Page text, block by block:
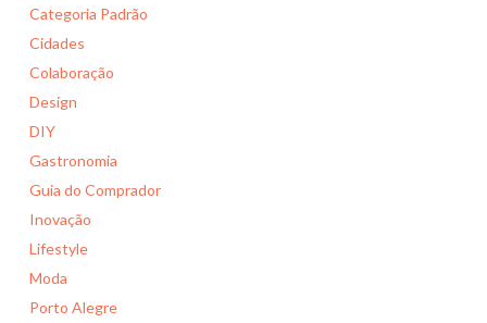
Categoria Padrão
Cidades
Colaboração
Design
DIY
Gastronomia
Guia do Comprador
Inovação
Lifestyle
Moda
Porto Alegre